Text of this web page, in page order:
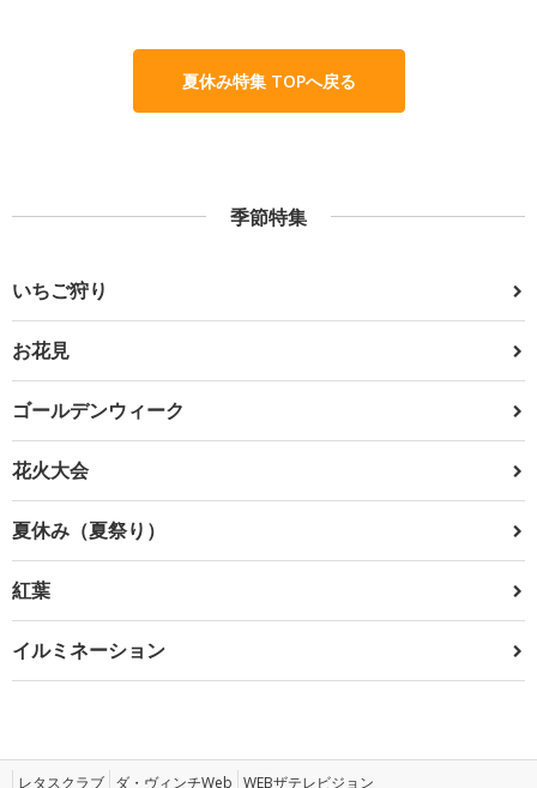
夏休み特集 TOPへ戻る
季節特集
いちご狩り
お花見
ゴールデンウィーク
花火大会
夏休み（夏祭り）
紅葉
イルミネーション
レタスクラブ ダ・ヴィンチWeb WEBザテレビジョン